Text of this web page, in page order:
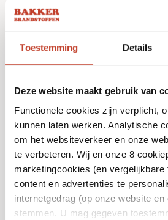
Toestemming Details
Deze website maakt gebruik van
Functionele cookies zijn verplicht,
kunnen laten werken. Analytische
om het websiteverkeer en onze
te verbeteren. Wij en onze 8
marketingcookies (en vergelijkbare
content en advertenties te
internetgedrag (op onze website en
stemmen. U mag gegeven
Olive Forged Bread Knife
€61,95